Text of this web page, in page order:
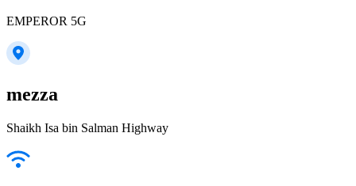
EMPEROR 5G
mezza
Shaikh Isa bin Salman Highway